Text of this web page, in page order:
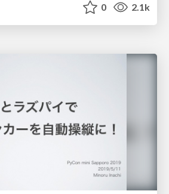
0 2.1k